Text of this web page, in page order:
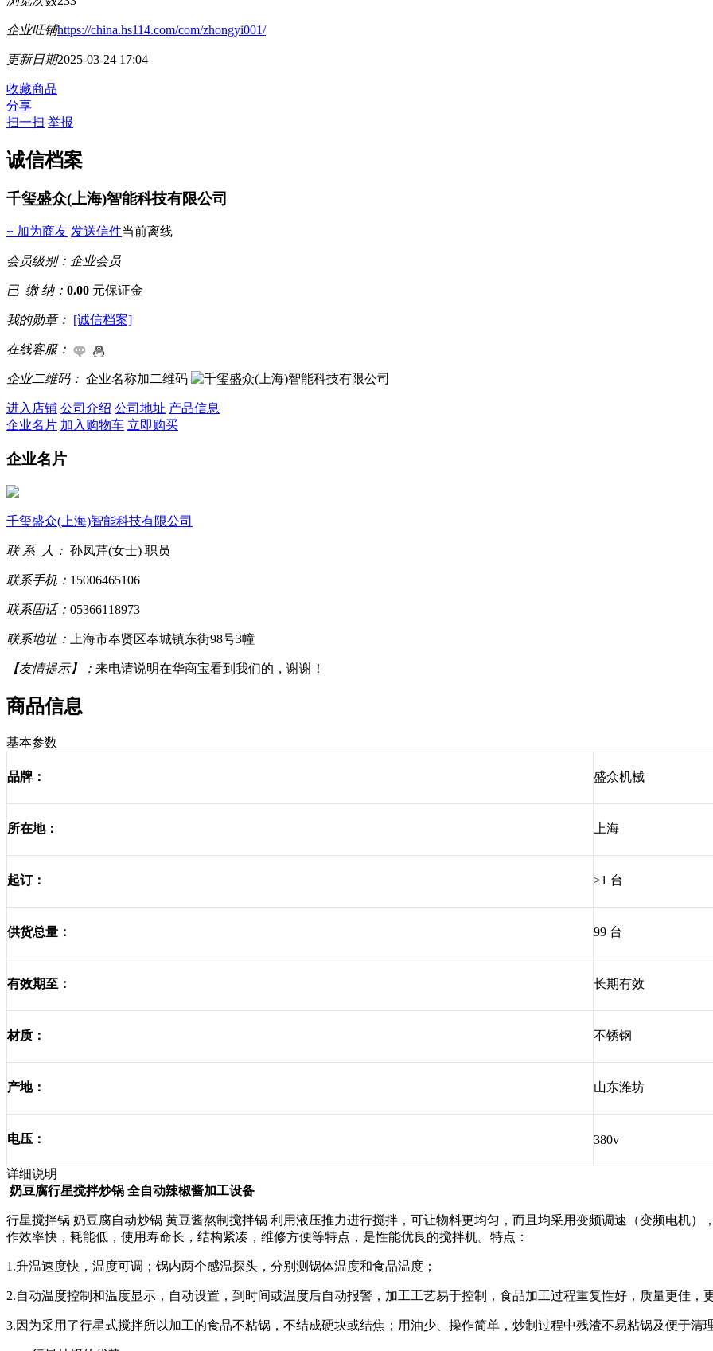
企业旺铺https://china.hs114.com/com/zhongyi001/
更新日期2025-03-24 17:04
收藏商品
分享
扫一扫 举报
诚信档案
千玺盛众(上海)智能科技有限公司
+ 加为商友 发送信件当前离线
会员级别： 企业会员
已 缴 纳： 0.00 元保证金
我的勋章： [诚信档案]
在线客服：
企业二维码： 企业名称加二维码
进入店铺 公司介绍 公司地址 产品信息
企业名片 加入购物车 立即购买
企业名片
千玺盛众(上海)智能科技有限公司
联 系 人： 孙凤芹(女士) 职员
联系手机： 15006465106
联系固话： 05366118973
联系地址： 上海市奉贤区奉城镇东街98号3幢
【友情提示】： 来电请说明在华商宝看到我们的，谢谢！
商品信息
基本参数
品牌： 盛众机械
所在地： 上海
起订： ≥1 台
供货总量： 99 台
有效期至： 长期有效
材质： 不锈钢
产地： 山东潍坊
电压： 380v
详细说明
奶豆腐行星搅拌炒锅 全自动辣椒酱加工设备
行星搅拌锅 奶豆腐自动炒锅 黄豆酱熬制搅拌锅 利用液压推力进行搅拌，可让物料更均匀，而且均采用变频调速（变频电机
作效率快，耗能低，使用寿命长，结构紧凑，维修方便等特点，是性能优良的搅拌机。特点：
1.升温速度快，温度可调；锅内两个感温探头，分别测锅体温度和食品温度；
2.自动温度控制和温度显示，自动设置，到时间或温度后自动报警，加工工艺易于控制，食品加工过程重复性好，质量更佳，
3.因为采用了行星式搅拌所以加工的食品不粘锅，不结成硬块或结焦；用油少、操作简单，炒制过程中残渣不易粘锅及便于清